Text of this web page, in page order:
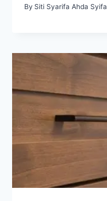
By Siti Syarifa Ahda Syifa